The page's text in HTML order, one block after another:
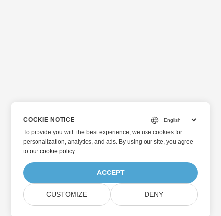
COOKIE NOTICE
To provide you with the best experience, we use cookies for
personalization, analytics, and ads. By using our site, you agree
toour cookie policy.
ACCEPT
CUSTOMIZE DENY